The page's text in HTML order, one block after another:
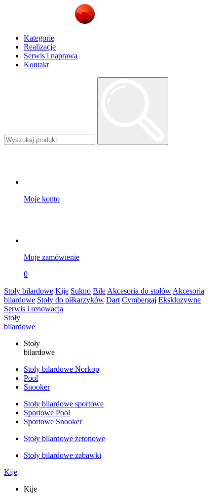
Kategorie
Realizacje
Serwis i naprawa
Kontakt
Moje konto
Moje zamówienie
0
Stoły bilardowe Kije Sukno Bile Akcesoria do stołów Akcesoria
bilardowe Stoły do piłkarzyków Dart Cymbergaj Ekskluzywne
Serwis i renowacja
Stoły
bilardowe
Stoły
bilardowe
Stoły bilardowe Norkop
Pool
Snooker
Stoły bilardowe sportowe
Sportowe Pool
Sportowe Snooker
Stoły bilardowe żetonowe
Stoły bilardowe zabawki
Kije
Kije